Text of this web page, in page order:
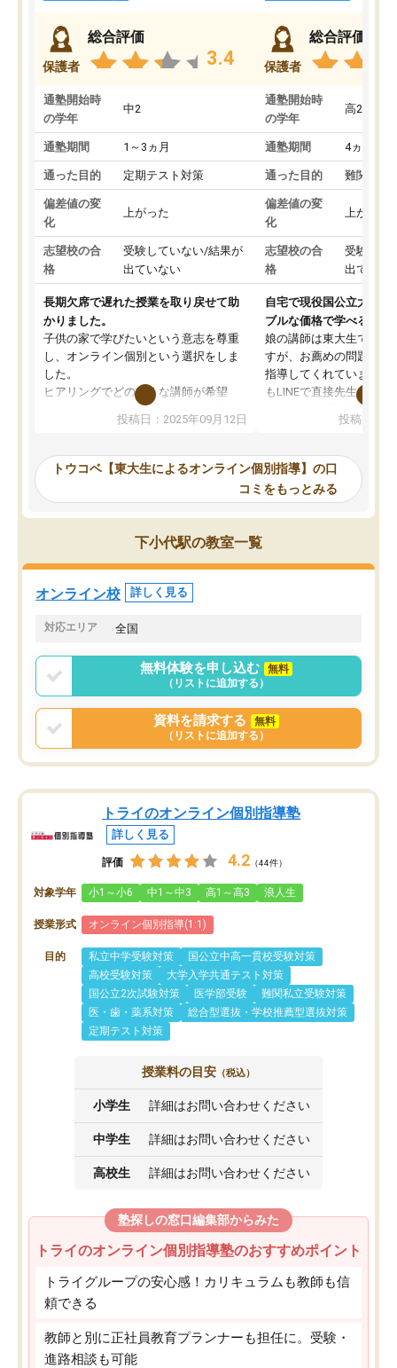
保護者
総合評価
3.4
通塾開始時
の学年
中2
通塾期間 1～3ヵ月
通った目的 定期テスト対策
偏差値の変
化
上がった
志望校の合
格
受験していない/結果が
出ていない
長期欠席で遅れた授業を取り戻せて助
かりました。
子供の家で学びたいという意志を尊重
し、オンライン個別という選択をしま
した。
ヒアリングでどのような講師が希望
か、オプションは付帯するかなど選ぶ
事が出来ました。
ーティングを行い、その講師で良いか
見てから講師を決定する事ができま
す。
うちの子は、初回面談の講師の方で決
オンラインツールを使用した単語帳の
共有があり宿題もそちらで出される形
でした。
言う事で講師変更の申し出があり、あ
まりに短期での変更だった為、塾に通
う事にして退会しました。遅れも取り
戻せ、授業内容や講師の方は良かった
と思います。
投稿日：2025年09月12日
保護者
総合評価
通塾開始時
の学年
高2
通塾期間 4ヵ月～1
通った目的 難関私立
偏差値の変
化
上がった
志望校の合
格
受験して
出ていな
自宅で現役国公立大学生
ブルな価格で学べる
娘の講師は東大生では無
すが、お薦めの問題集や
指導してくれています。
もLINEで直接先生に質問
めれるので、個人に合
いなのがあり(有料)、受
ことをどんなスケジュー
くか相談したのですが、
ち期待したものではなく
くなってきたようなので
投稿日：
トウコベ【東大生によるオンライン個別指導】の口
コミをもっとみる
下小代駅の教室一覧
オンライン校 詳しく見る
対応エリア 全国
無料体験を申し込む
無料
（リストに追加する）
資料を請求する
無料
（リストに追加する）
トライのオンライン個別指導塾
詳しく見る
評価 4.2 （44件）
対象学年 小1～小6 中1～中3 高1～高3 浪人生
授業形式 オンライン個別指導(1:1)
目的 私立中学受験対策
国公立中高一貫校受験対策
高校受験対策
大学入学共通テスト対策
国公立2次試験対策
医学部受験
難関私立受験対策
医・歯・薬系対策
総合型選抜・学校推薦型選抜対策
定期テスト対策
授業料の目安 （税込）
小学生 詳細はお問い合わせください
中学生 詳細はお問い合わせください
高校生 詳細はお問い合わせください
塾探しの窓口編集部からみた
トライのオンライン個別指導塾のおすすめポイント
トライグループの安心感！カリキュラムも教師も信
頼できる
教師と別に正社員教育プランナーも担任に。受験・
進路相談も可能